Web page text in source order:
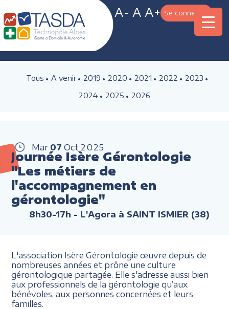
A- A A+ Se connecter
Tous A venir 2019 2020 2021 2022
2023
2024
2025 2026
Mar 07 Oct 2025
Journée Isère Gérontologie
"Les métiers de
l'accompagnement en
gérontologie"
8h30-17h - L'Agora à SAINT ISMIER (38)
L'association Isère Gérontologie œuvre depuis de
nombreuses années et prône une culture
gérontologique partagée. Elle s'adresse aussi bien
aux professionnels de la gérontologie qu’aux
bénévoles, aux personnes concernées et leurs
familles.